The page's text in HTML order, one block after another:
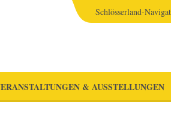
& AUSSTELLUNGEN
Schlösserland-